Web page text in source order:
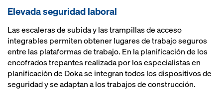
Elevada seguridad laboral
Las escaleras de subida y las trampillas de acceso
integrables permiten obtener lugares de trabajo seguros
entre las plataformas de trabajo. En la planificación de los
encofrados trepantes realizada por los especialistas en
planificación de Doka se integran todos los dispositivos de
seguridad y se adaptan a los trabajos de construcción.